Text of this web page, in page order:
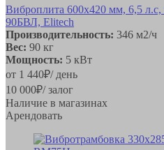
Виброплита 600х420 мм, 6,5
90БВЛ, Elitech
Производительность: 346 м2/ч
Вес: 90 кг
Мощность: 5 кВт
от 1 440₽/ день
10 000₽/ залог
Наличие в магазинах
Арендовать